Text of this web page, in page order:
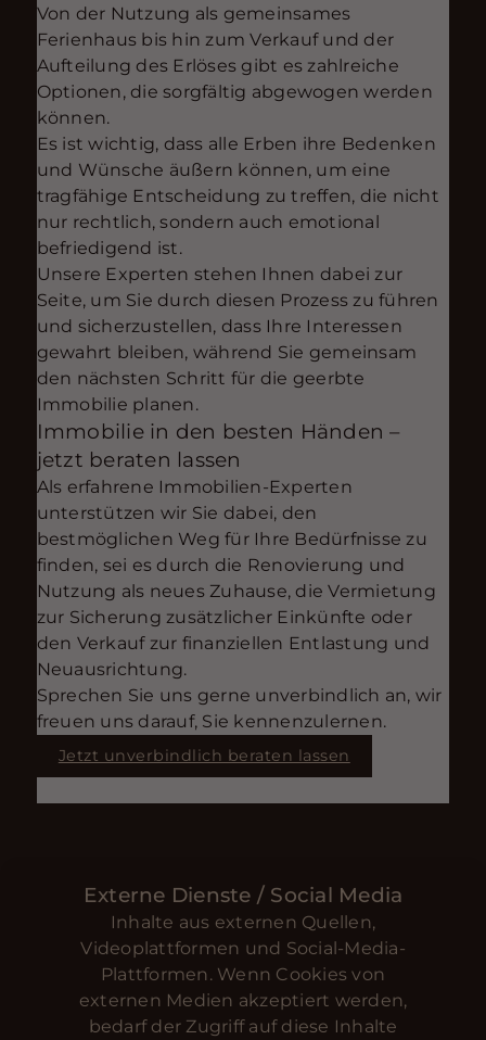
Von der Nutzung als gemeinsames
Ferienhaus bis hin zum Verkauf und der
Aufteilung des Erlöses gibt es zahlreiche
Optionen, die sorgfältig abgewogen werden
können.
Es ist wichtig, dass alle Erben ihre Bedenken
und Wünsche äußern können, um eine
tragfähige Entscheidung zu treffen, die nicht
nur rechtlich, sondern auch emotional
befriedigend ist.
Unsere Experten stehen Ihnen dabei zur
Seite, um Sie durch diesen Prozess zu führen
und sicherzustellen, dass Ihre Interessen
gewahrt bleiben, während Sie gemeinsam
den nächsten Schritt für die geerbte
Immobilie planen.
Immobilie in den besten Händen –
jetzt beraten lassen
Als erfahrene Immobilien-Experten
unterstützen wir Sie dabei, den
bestmöglichen Weg für Ihre Bedürfnisse zu
finden, sei es durch die Renovierung und
Nutzung als neues Zuhause, die Vermietung
zur Sicherung zusätzlicher Einkünfte oder
den Verkauf zur finanziellen Entlastung und
Neuausrichtung.
Sprechen Sie uns gerne unverbindlich an, wir
freuen uns darauf, Sie kennenzulernen.
Jetzt unverbindlich beraten lassen
Externe Dienste / Social Media
Inhalte aus externen Quellen,
Videoplattformen und Social-Media-
Plattformen. Wenn Cookies von
externen Medien akzeptiert werden,
bedarf der Zugriff auf diese Inhalte